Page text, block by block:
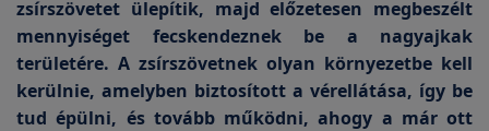
zsírszövetet ülepítik, majd előzetesen megbeszélt
mennyiséget fecskendeznek be a nagyajkak
területére. A zsírszövetnek olyan környezetbe kell
kerülnie, amelyben biztosított a vérellátása, így be
tud épülni, és tovább működni, ahogy a már ott